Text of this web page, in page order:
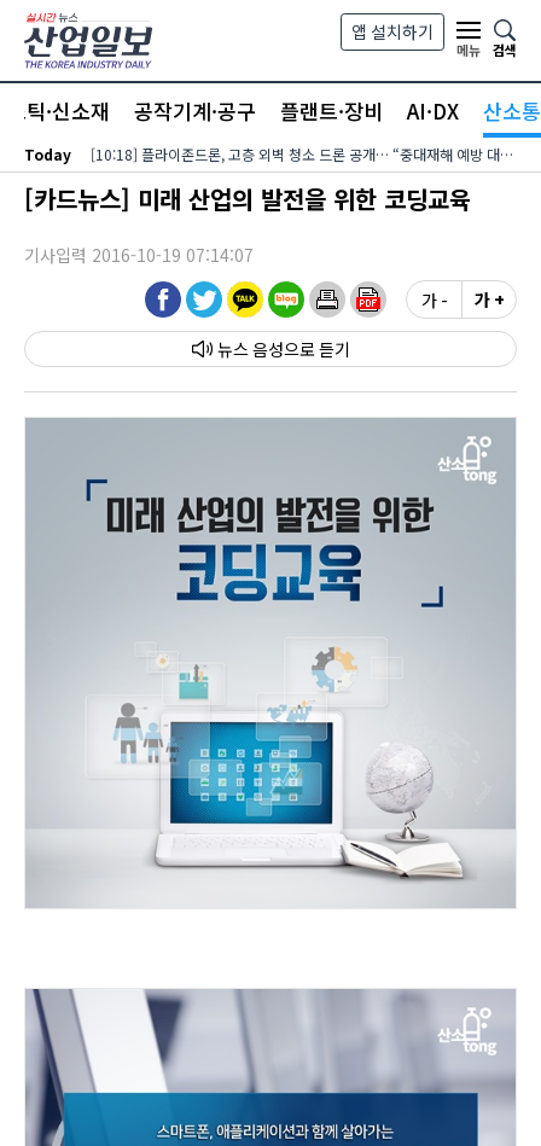
본문 바로가기
앱 설치하기
메뉴
검색
틱·신소재 공작기계·공구 플랜트·장비 AI·DX 산소통
Today [10:18] 플라이존드론, 고층 외벽 청소 드론 공개… “중대재해 예방 대안”
[카드뉴스] 미래 산업의 발전을 위한 코딩교육
기사입력 2016-10-19 07:14:07
뉴스 음성
가 - 가 +